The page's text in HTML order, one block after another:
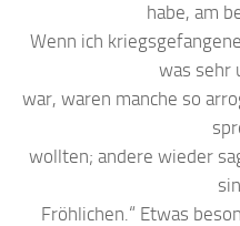
habe, am
Wenn ich
was sehr
war, waren manche so
wollten; andere wieder
Fröhlichen.“ Etwas